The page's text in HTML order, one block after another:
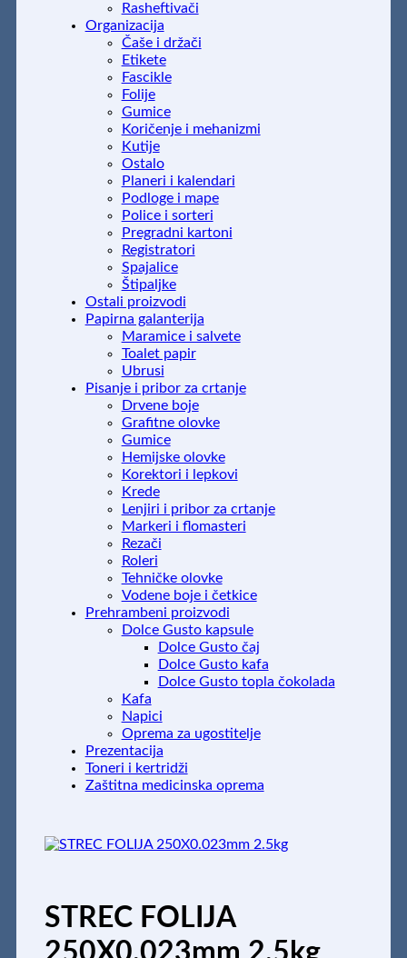
Rasheftivači
Organizacija
Čaše i držači
Etikete
Fascikle
Folije
Gumice
Koričenje i mehanizmi
Kutije
Ostalo
Planeri i kalendari
Podloge i mape
Police i sorteri
Pregradni kartoni
Registratori
Spajalice
Štipaljke
Ostali proizvodi
Papirna galanterija
Maramice i salvete
Toalet papir
Ubrusi
Pisanje i pribor za crtanje
Drvene boje
Grafitne olovke
Gumice
Hemijske olovke
Korektori i lepkovi
Krede
Lenjiri i pribor za crtanje
Markeri i flomasteri
Rezači
Roleri
Tehničke olovke
Vodene boje i četkice
Prehrambeni proizvodi
Dolce Gusto kapsule
Dolce Gusto čaj
Dolce Gusto kafa
Dolce Gusto topla čokolada
Kafa
Napici
Oprema za ugostitelje
Prezentacija
Toneri i kertridži
Zaštitna medicinska oprema
STREC FOLIJA